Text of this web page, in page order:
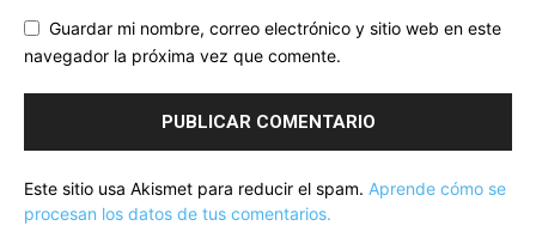
Guardar mi nombre, correo electrónico y sitio web en este
navegador la próxima vez que comente.
Este sitio usa Akismet para reducir el spam. Aprende cómo se
procesan los datos de tus comentarios.